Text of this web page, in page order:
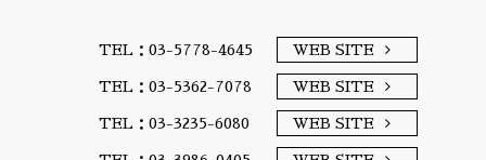
TEL：03-5778-4645 WEB SITE
TEL：03-5362-7078 WEB SITE
TEL：03-3235-6080 WEB SITE